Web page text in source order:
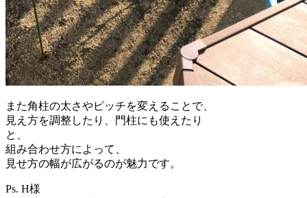
また角柱の太さやピッチを変えることで、
見え方を調整したり、門柱にも使えたり
と、
組み合わせ方によって、
見せ方の幅が広がるのが魅力です。
Ps. H様